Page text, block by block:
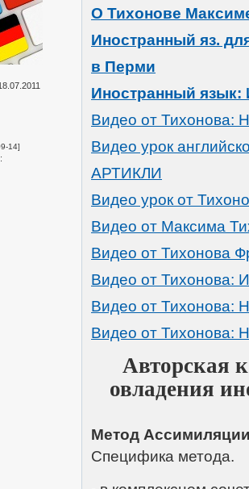
14]
О Тихонове
Иностранный яз.
в Перми
Иностранный язык:
Видео от Тихонова:
Видео урок
АРТИКЛИ
Видео урок от
Видео от Максима
Видео от Тихонова
Видео от Тихонова:
Видео от Тихонова:
Видео от Тихонова:
Авторская
овладения
Метод
Специфика метода.